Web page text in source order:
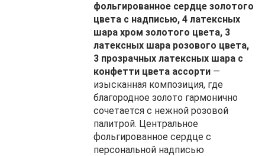
фольгированное сердце золотого
цвета с надписью, 4 латексных
шара хром золотого цвета, 3
латексных шара розового цвета,
3 прозрачных латексных шара с
конфетти цвета ассорти —
изысканная композиция, где
благородное золото гармонично
сочетается с нежной розовой
палитрой. Центральное
фольгированное сердце с
персональной надписью